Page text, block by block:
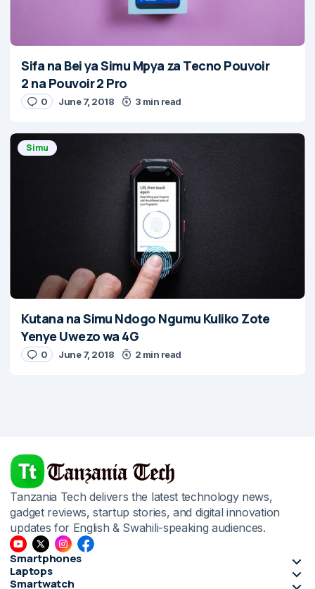
Sifa na Bei ya Simu Mpya za Tecno Pouvoir
2 na Pouvoir 2 Pro
0 June 7, 2018 3 min read
Simu
Kutana na Simu Ndogo Ngumu Kuliko Zote
Yenye Uwezo wa 4G
0 June 7, 2018 2 min read
Tanzania Tech delivers the latest technology news,
gadget reviews, startup stories, and digital innovation
updates for English & Swahili-speaking audiences.
Smartphones
Laptops
Smartwatch